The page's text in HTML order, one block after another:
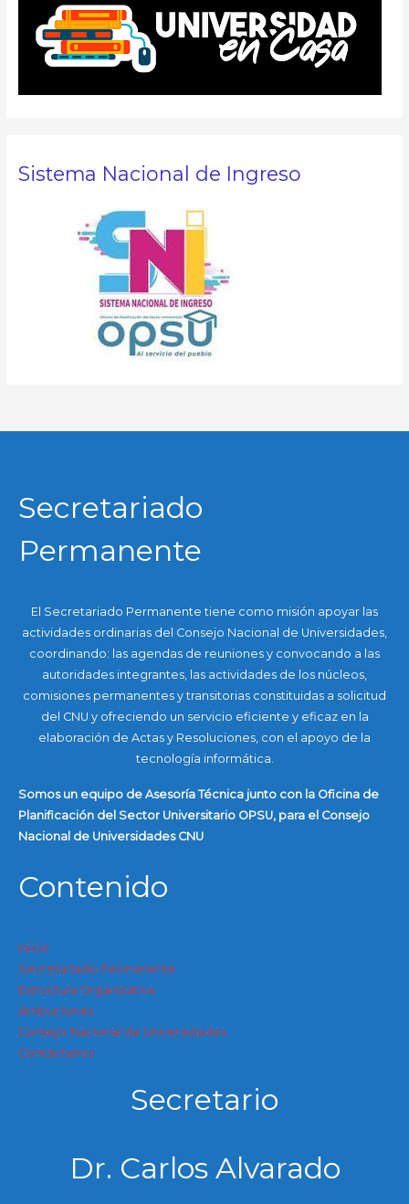
Sistema Nacional de Ingreso
Secretariado
Permanente
El Secretariado Permanente tiene como misión apoyar las
actividades ordinarias del Consejo Nacional de Universidades,
coordinando: las agendas de reuniones y convocando a las
autoridades integrantes, las actividades de los núcleos,
comisiones permanentes y transitorias constituidas a solicitud
del CNU y ofreciendo un servicio eficiente y eficaz en la
elaboración de Actas y Resoluciones, con el apoyo de la
tecnología informática.
Somos un equipo de Asesoría Técnica junto con la Oficina de
Planificación del Sector Universitario OPSU, para el Consejo
Nacional de Universidades CNU
Contenido
Inicio
Secretariado Permanente
Estructura Organizativa
Atribuciones
Consejo Nacional de Universidades
Contáctanos
Secretario
Dr. Carlos Alvarado